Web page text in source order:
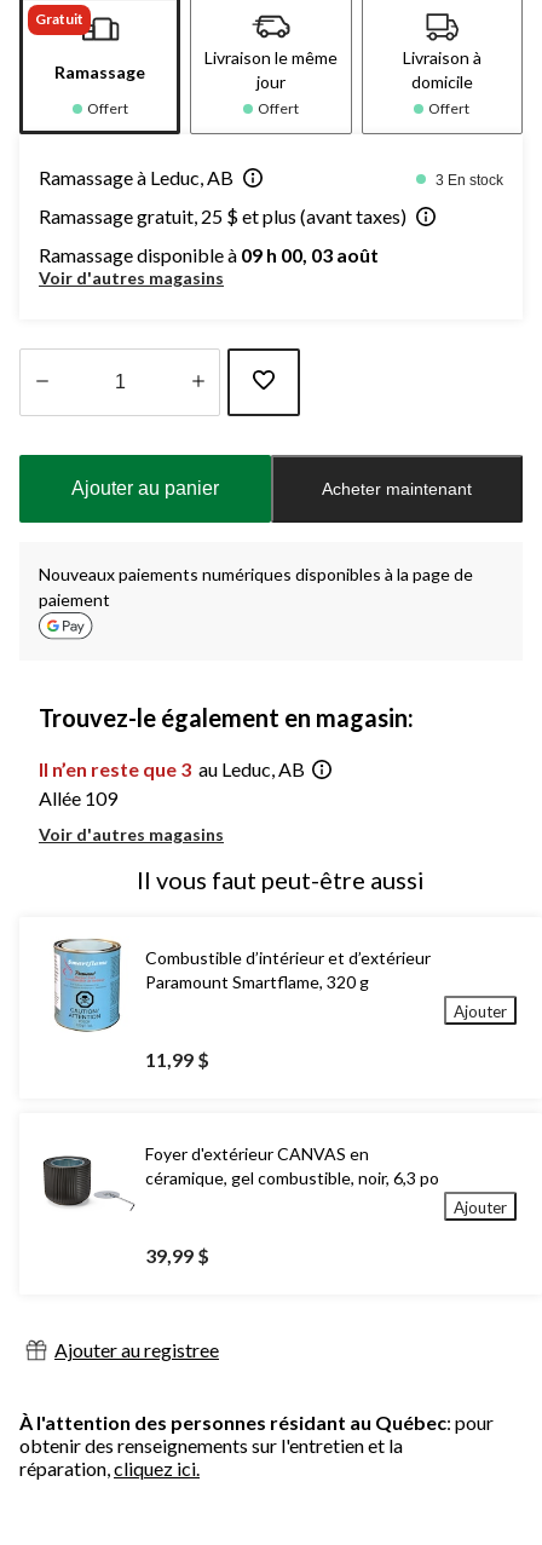
Gratuit
Ramassage
Offert
Livraison le même
jour
Offert
Livraison à
domicile
Offert
Ramassage à Leduc, AB 3 En stock
Ramassage gratuit, 25 $ et plus (avant taxes)
Ramassage disponible à 09 h 00, 03 août
Voir d'autres magasins
à
Ajouter au panier Acheter maintenant
Nouveaux paiements numériques disponibles à la page de
paiement
Trouvez-le également en magasin:
Il n’en reste que 3 au Leduc, AB
Allée 109
Voir d'autres magasins
Il vous faut peut-être aussi
Combustible d’intérieur et d’extérieur
Paramount Smartflame, 320 g
11,99 $
Ajouter
Foyer d'extérieur CANVAS en
céramique, gel combustible, noir, 6,3 po
39,99 $
Ajouter
Ajouter au registree
À l'attention des personnes résidant au Québec: pour
obtenir des renseignements sur l'entretien et la
réparation,cliquez ici.